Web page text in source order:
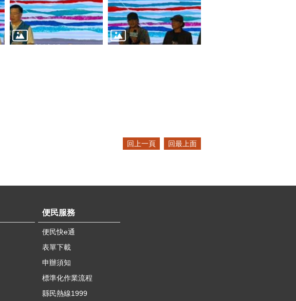
回上一頁 回最上面
便民服務
便民快e通
表單下載
申辦須知
標準化作業流程
縣民熱線1999